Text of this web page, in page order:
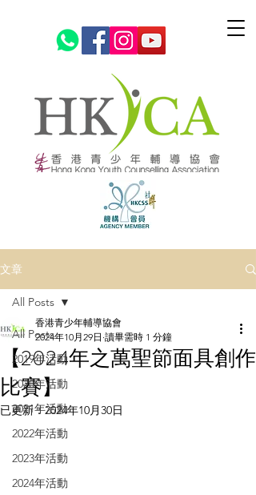
文章
All Posts
2019年活動
2020年活動
2021年活動
2022年活動
2023年活動
2024年活動
All Posts
【2024年之萬聖節面具創作
比賽】
香港青少年輔導協會
2024年10月29日 讀畢需時 1 分鐘
已更新：2024年10月30日